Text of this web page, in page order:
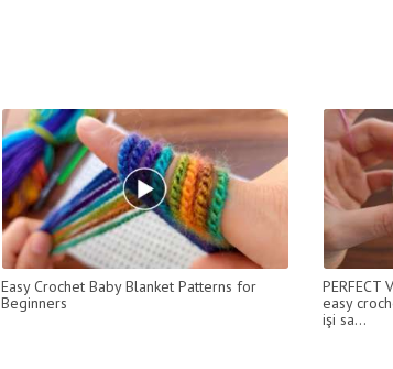
Easy Crochet Baby Blanket Patterns for
Beginners
PERFECT
easy
işi sa...